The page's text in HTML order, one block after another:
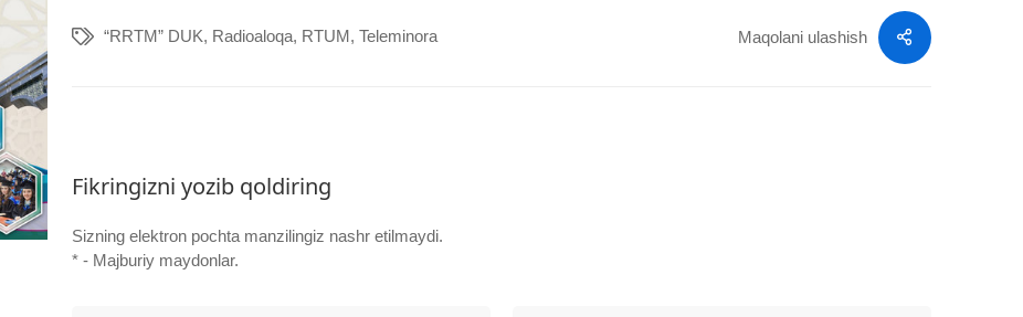
“RRTM” DUK, Radioaloqa, RTUM,Teleminora Maqolani ulashish
Fikringizni yozib qoldiring
Sizning elektron pochta manzilingiz nashr etilmaydi.
* - Majburiy maydonlar.